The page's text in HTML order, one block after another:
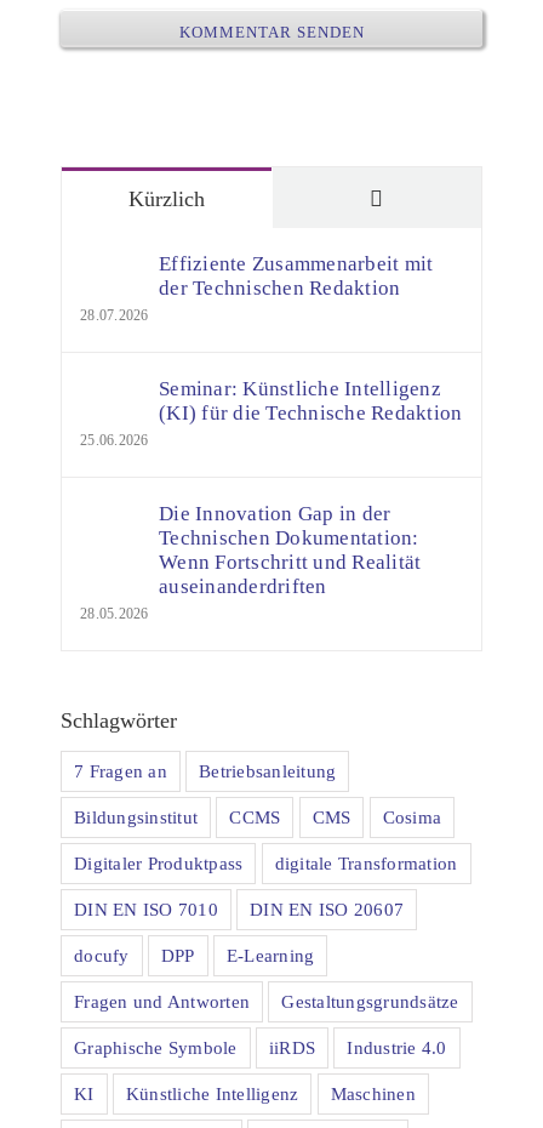
Kürzlich
Effiziente Zusammenarbeit mit
der Technischen Redaktion
28.07.2026
Seminar: Künstliche Intelligenz
(KI) für die Technische Redaktion
25.06.2026
Die Innovation Gap in der
Technischen Dokumentation:
Wenn Fortschritt und Realität
auseinanderdriften
28.05.2026
Schlagwörter
7 Fragen an Betriebsanleitung
Bildungsinstitut CCMS CMS Cosima
Digitaler Produktpass digitale Transformation
DIN EN ISO 7010 DIN EN ISO 20607
docufy DPP E-Learning
Fragen und Antworten Gestaltungsgrundsätze
Graphische Symbole iiRDS Industrie 4.0
KI Künstliche Intelligenz Maschinen